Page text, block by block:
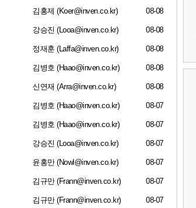
김홍제 (Koer@inven.co.kr) 08-08
강승진 (Looa@inven.co.kr) 08-08
정재훈 (Laffa@inven.co.kr) 08-08
김병호 (Haao@inven.co.kr) 08-08
신연재 (Arra@inven.co.kr) 08-08
김병호 (Haao@inven.co.kr) 08-07
김병호 (Haao@inven.co.kr) 08-07
강승진 (Looa@inven.co.kr) 08-07
윤홍만 (Nowl@inven.co.kr) 08-07
김규만 (Frann@inven.co.kr) 08-07
김규만 (Frann@inven.co.kr) 08-07